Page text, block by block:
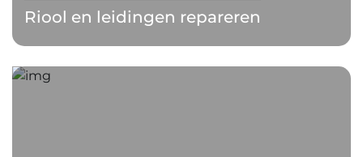
Riool en leidingen repareren